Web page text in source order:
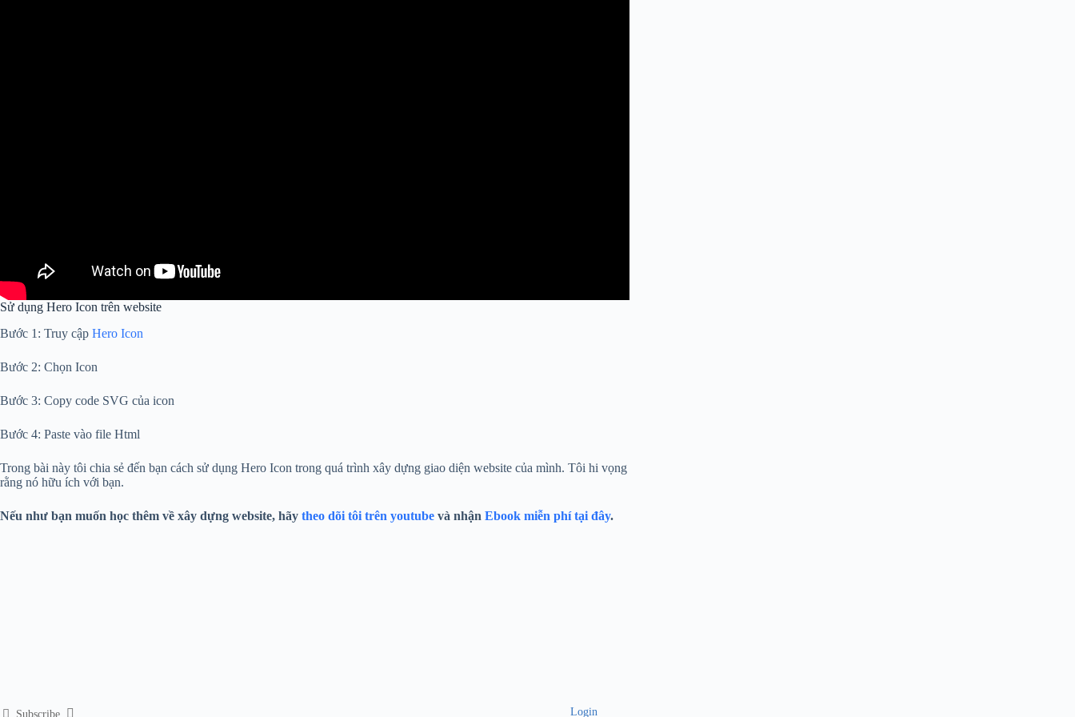
Sử dụng Hero Icon trên website
Bước 1: Truy cập Hero Icon
Bước 2: Chọn Icon
Bước 3: Copy code SVG của icon
Bước 4: Paste vào file Html
Trong bài này tôi chia sẻ đến bạn cách sử dụng Hero Icon trong quá trình xây dựng giao diện website của mình. Tôi hi vọng
rằng nó hữu ích với bạn.
Nếu như bạn muốn học thêm về xây dựng website, hãy theo dõi tôi trên youtube và nhận Ebook miễn phí tại đây.
Subscribe Login